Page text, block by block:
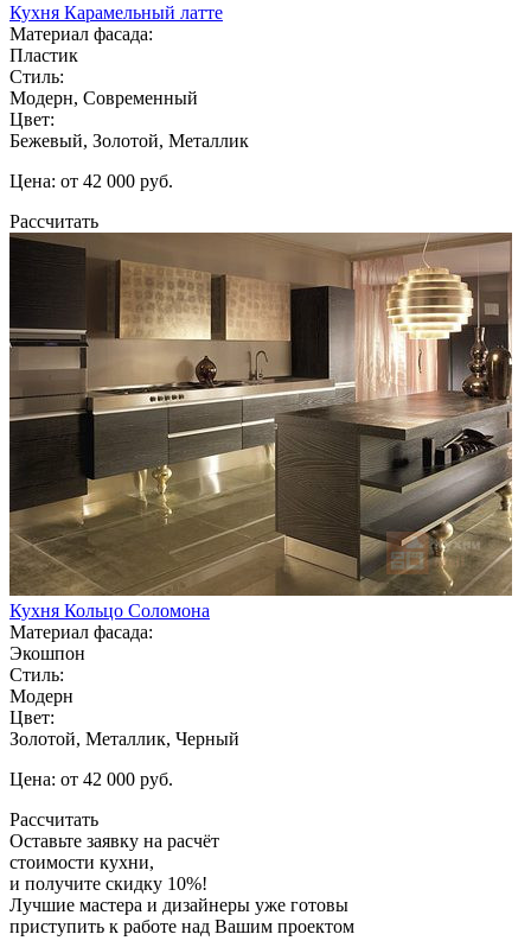
Кухня Карамельный латте
Материал фасада:
Пластик
Стиль:
Модерн, Современный
Цвет:
Бежевый, Золотой, Металлик
Цена: от 42 000 руб.
Рассчитать
Кухня Кольцо Соломона
Материал фасада:
Экошпон
Стиль:
Модерн
Цвет:
Золотой, Металлик, Черный
Цена: от 42 000 руб.
Рассчитать
Оставьте заявку на расчёт
стоимости кухни,
и получите скидку 10%!
Лучшие мастера и дизайнеры уже готовы
приступить к работе над Вашим проектом